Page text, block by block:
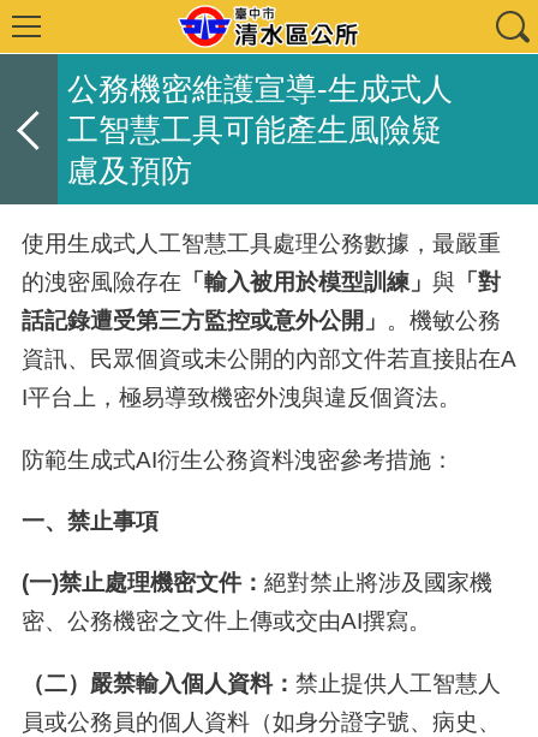
公務機密維護宣導-生成式人
工智慧工具可能產生風險疑
慮及預防
使用生成式人工智慧工具處理公務數據，最嚴重
的洩密風險存在 「輸入被用於模型訓練」 與「對
話記錄遭受第三方監控或意外公開」 。機敏公務
資訊、民眾個資或未公開的內部文件若直接貼在A​​
I平台上，極易導致機密外洩與違反個資法。
防範生成式AI衍生公務資料洩密參考措施：
一、禁止事項
(一)禁止處理機密文件： 絕對禁止將涉及國家機
密、公務機密之文件上傳或交由AI撰寫。
（二） 嚴禁輸入個人資料： 禁止提供人工智慧人
員或公務員的個人資料（如身分證字號、病史、